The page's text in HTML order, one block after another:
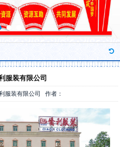
服装有限公司
服装有限公司 作者：